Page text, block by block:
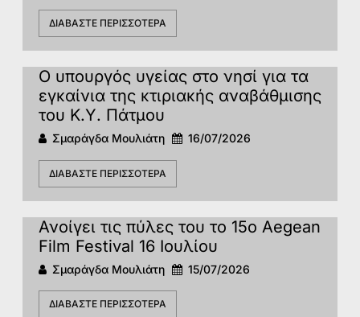
ΔΙΑΒΆΣΤΕ ΠΕΡΙΣΣΌΤΕΡΑ
Ο υπουργός υγείας στο νησί για τα
εγκαίνια της κτιριακής αναβάθμισης
του Κ.Υ. Πάτμου
Σμαράγδα Μουλιάτη 16/07/2026
ΔΙΑΒΆΣΤΕ ΠΕΡΙΣΣΌΤΕΡΑ
Ανοίγει τις πύλες του το 15ο Αegean
Film Festival 16 Ιουλίου
Σμαράγδα Μουλιάτη 15/07/2026
ΔΙΑΒΆΣΤΕ ΠΕΡΙΣΣΌΤΕΡΑ